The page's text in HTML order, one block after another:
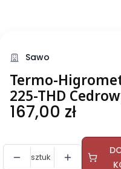
Sawo
Termo-
225-THD
Cena
167,00 zł
sztuk